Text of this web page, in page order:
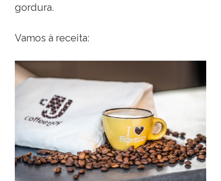
gordura.
Vamos à receita: